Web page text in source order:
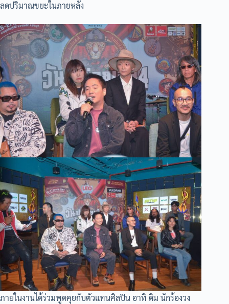
ลดปริมาณขยะในภายหลัง
ภายในงานได้ร่วมพูดคุยกับตัวแทนศิลปิน อาทิ ดิม นักร้องวง